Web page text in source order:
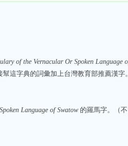
of the Vernacular Or Spoken Language
這字典的詞彙加上台灣教育部推薦漢字。
Language of Swatow的羅馬字。（